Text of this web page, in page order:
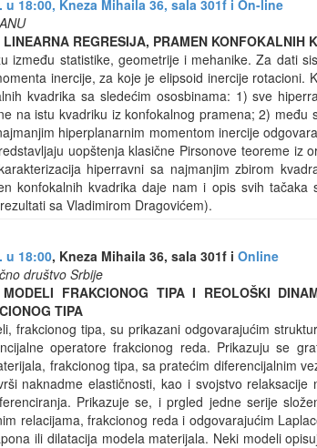
u 18:00, Kneza Mihaila 36, sala 301f i On-line
REGRESIJA, PRAMEN KONFOKALNIH
između statistike, geometrije i mehanike. Za dati
inercije, za koje je elipsoid inercije rotacioni.
kvadrika sa sledećim ososbinama: 1) sve
na istu kvadriku iz konfokalnog pramena; 2) među
hiperplanarnim momentom inercije
uopštenja klasične Pirsonove teoreme iz
hiperravni sa najmanjim zbirom
konfokalnih kvadrika daje nam i opis svih tačaka
sa Vladimirom Dragovićem).
u 18:00, Kneza Mihaila 36, sala 301f i Online
društvo Srbije
FRAKCIONOG TIPA I REOLOŠKI
TIPA
frakcionog tipa, su prikazani odgovarajućim
operatore frakcionog reda. Prikazuju se
frakcionog tipa, sa pratećim diferencijalnim
naknadme elastičnosti, kao i svojstvo
Prikazuje se, i prgled jedne serije
relacijama, frakcionog reda i odgovarajućim
ili dilatacija modela materijala. Neki modeli